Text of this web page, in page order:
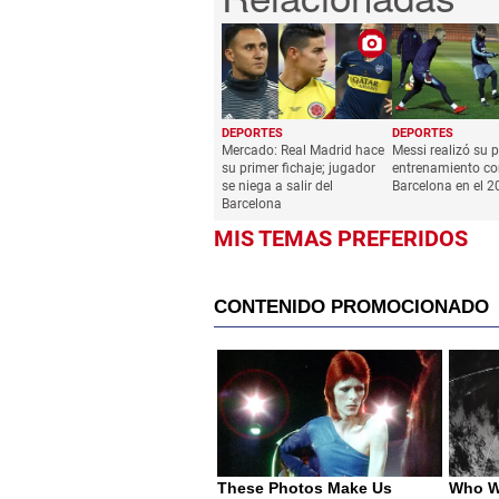
DEPORTES
Mercado: Real Madrid hace
su primer fichaje; jugador
se niega a salir del
Barcelona
DEPORTES
Messi realizó su
entrenamiento
Barcelona en el
MIS TEMAS PREFERIDOS